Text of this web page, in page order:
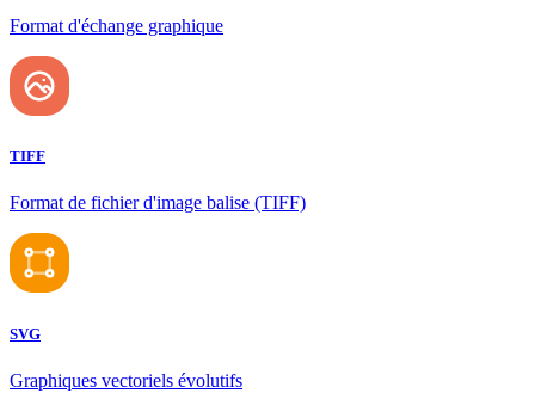
Format d'échange graphique
TIFF
Format de fichier d'image balise (TIFF)
SVG
Graphiques vectoriels évolutifs